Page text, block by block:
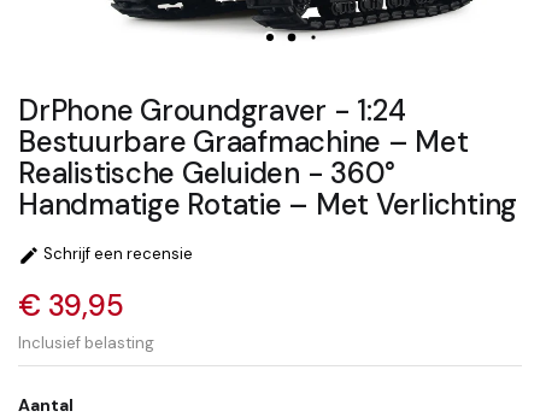
DrPhone Groundgraver - 1:24
Bestuurbare Graafmachine – Met
Realistische Geluiden - 360°
Handmatige Rotatie – Met Verlichting
 Schrijf een recensie
€ 39,95
Inclusief belasting
Aantal